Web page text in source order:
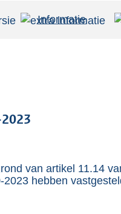
Informatie
van artikel 11.14
hebben